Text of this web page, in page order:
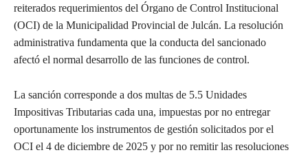
reiterados requerimientos del Órgano de Control Institucional
(OCI) de la Municipalidad Provincial de Julcán. La resolución
administrativa fundamenta que la conducta del sancionado
afectó el normal desarrollo de las funciones de control.
La sanción corresponde a dos multas de 5.5 Unidades
Impositivas Tributarias cada una, impuestas por no entregar
oportunamente los instrumentos de gestión solicitados por el
OCI el 4 de diciembre de 2025 y por no remitir las resoluciones